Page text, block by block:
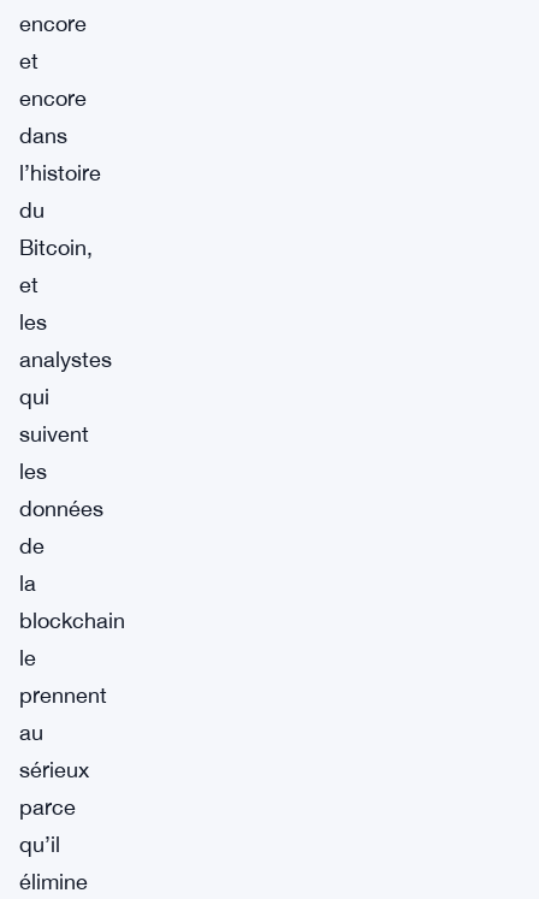
encore
et
encore
dans
l’histoire
du
Bitcoin,
et
les
analystes
qui
suivent
les
données
de
la
blockchain
le
prennent
au
sérieux
parce
qu’il
élimine